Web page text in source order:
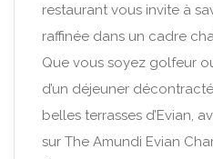
restaurant vous invite à
raffinée dans un cadre
Que vous soyez golfeur
d’un déjeuner
belles terrasses d’Evian,
sur The Amundi Evian